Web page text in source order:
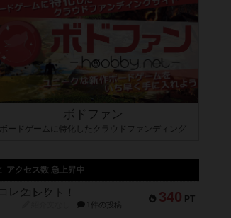
ボドファン
ボードゲームに特化したクラウドファンディング
アクセス数 急上昇中
340 PT
コレクト！
1件の投稿